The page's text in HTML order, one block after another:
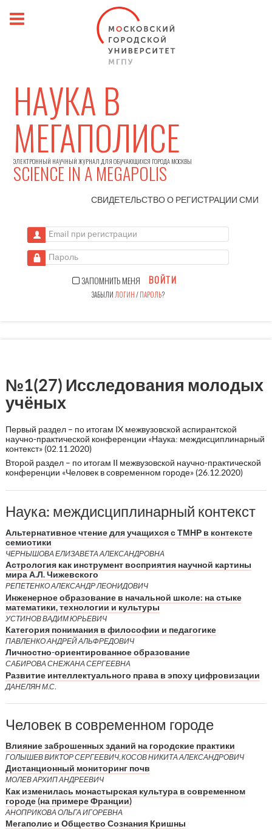
НАУКА В
МЕГАПОЛИСЕ
ЭЛЕКТРОННЫЙ НАУЧНЫЙ ЖУРНАЛ ДЛЯ ОБУЧАЮЩИХСЯ ГОРОДА МОСКВЫ
SCIENCE IN A MEGAPOLIS
СВИДЕТЕЛЬСТВО О РЕГИСТРАЦИИСМИ
Email при регистрации
Пароль
ЗАПОМНИТЬ МЕНЯ ВОЙТИ
ЗАБЫЛИ ЛОГИН/ПАРОЛЬ?
№1(27) Исследования молодых
учёных
Первый раздел – по итогам IX межвузовской аспирантской
научно-практической конференции «Наука: междисциплинарный
контекст» (02.11.2020)
Второй раздел – по итогам II межвузовской научно-практической
конференции «Человек в современном городе» (26.12.2020)
Наука: междисциплинарный контекст
Альтернативное чтение для учащихся с ТМНР в контексте
семиотики
ЧЕРНЫШОВА ЕЛИЗАВЕТА АЛЕКСАНДРОВНА
Астрология как инструмент восприятия научной картины
мира А.Л. Чижевского
РЕПЕТЕНКО АЛЕКСАНДР ЛЕОНИДОВИЧ
Инженерное образование в начальной школе: на стыке
математики, технологии и культуры
УСТИНОВ ВАДИМ ЮРЬЕВИЧ
Категория понимания в философии и педагогике
ПАВЛЕНКО АНДРЕЙ АЛЬФРЕДОВИЧ
Личностно-ориентированное образование
САБИРОВА СНЕЖАНА СЕРГЕЕВНА
Развитие интеллектуального права в эпоху цифровизации
ДАНЕЛЯН М.С.
Человек в современном городе
Влияние заброшенных зданий на городские практики
ГОЛЫШЕВ ВИКТОР СЕРГЕЕВИЧ, КОСОВ НИКИТА АЛЕКСАНДРОВИЧ
Дистанционный мониторинг почв
МОЛЕВ АРХИП АНДРЕЕВИЧ
Как изменилась монастырская культура в современном
городе (на примере Франции)
АНОПРИКОВА ОЛЬГА ИГОРЕВНА
Мегаполис и Общество Сознания Кришны